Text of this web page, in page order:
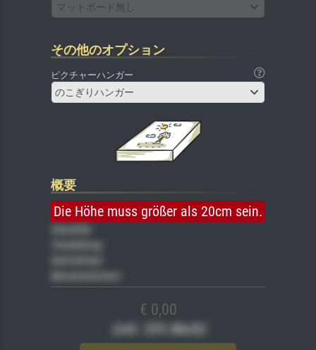
マットボード無し
その他のオプション
ピクチャーハンガー
のこぎりハンガー
概要
Die Höhe muss größer als 20cm sein.
€ 0,00
(inkl. 20% MwSt)